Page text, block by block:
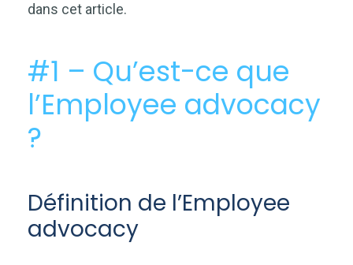
dans cet article.
#1 – Qu’est-ce que
l’Employee advocacy
?
Définition de l’Employee
advocacy